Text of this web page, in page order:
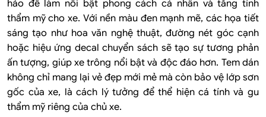
hảo để làm nổi bật phong cách cá nhân và tăng tính
thẩm mỹ cho xe. Với nền màu đen mạnh mẽ, các họa tiết
sáng tạo như hoa văn nghệ thuật, đường nét góc cạnh
hoặc hiệu ứng decal chuyển sách sẽ tạo sự tương phản
ấn tượng, giúp xe trông nổi bật và độc đáo hơn. Tem dán
không chỉ mang lại vẻ đẹp mới mẻ mà còn bảo vệ lớp sơn
gốc của xe, là cách lý tưởng để thể hiện cá tính và gu
thẩm mỹ riêng của chủ xe.